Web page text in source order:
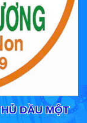
DẦU MỘT